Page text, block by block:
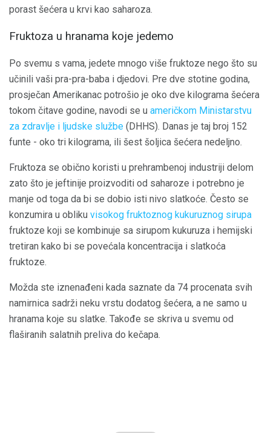
porast šećera u krvi kao saharoza.
Fruktoza u hranama koje jedemo
Po svemu s vama, jedete mnogo više fruktoze nego što su
učinili vaši pra-pra-baba i djedovi. Pre dve stotine godina,
prosječan Amerikanac potrošio je oko dve kilograma šećera
tokom čitave godine, navodi se u američkom Ministarstvu
za zdravlje i ljudske službe (DHHS). Danas je taj broj 152
funte - oko tri kilograma, ili šest šoljica šećera nedeljno.
Fruktoza se obično koristi u prehrambenoj industriji delom
zato što je jeftinije proizvoditi od saharoze i potrebno je
manje od toga da bi se dobio isti nivo slatkoće. Često se
konzumira u obliku visokog fruktoznog kukuruznog sirupa
fruktoze koji se kombinuje sa sirupom kukuruza i hemijski
tretiran kako bi se povećala koncentracija i slatkoća
fruktoze.
Možda ste iznenađeni kada saznate da 74 procenata svih
namirnica sadrži neku vrstu dodatog šećera, a ne samo u
hranama koje su slatke. Takođe se skriva u svemu od
flaširanih salatnih preliva do kečapa.